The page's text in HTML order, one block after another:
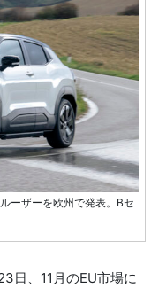
ーザーを欧州で発表。Bセ
日、11月のEU市場に